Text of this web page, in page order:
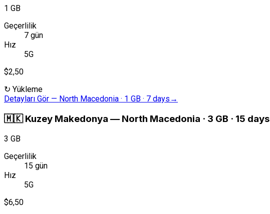
1 GB
Geçerlilik
7 gün
Hız
5G
$2,50
↻ Yükleme
Detayları Gör — North Macedonia · 1 GB · 7 days →
🇲🇰 Kuzey Makedonya — North Macedonia · 3 GB · 15 days
3 GB
Geçerlilik
15 gün
Hız
5G
$6,50